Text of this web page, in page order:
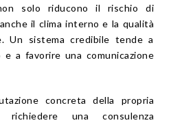
solo riducono il rischio di
il clima interno e la qualità
Un sistema credibile tende a
e a favorire una comunicazione
concreta della propria
una consulenza